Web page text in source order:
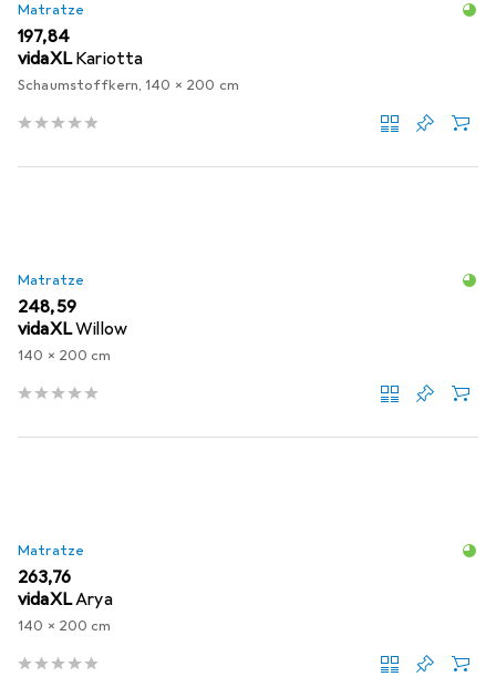
Matratze
EUR
197,84
vidaXL Kariotta
Schaumstoffkern, 140 x 200 cm
Matratze
EUR
248,59
vidaXLWillow
140 x 200 cm
Matratze
EUR
263,76
vidaXLArya
140 x 200 cm